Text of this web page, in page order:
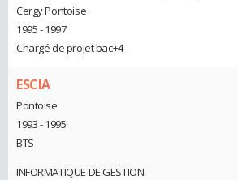
Cergy Pontoise
1995 - 1997
Chargé de projet bac+4
ESCIA
Pontoise
1993 - 1995
BTS
INFORMATIQUE DE GESTION